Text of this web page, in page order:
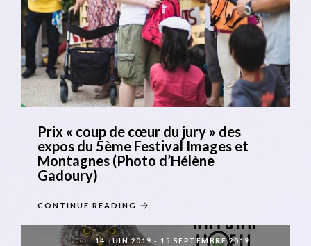
Prix « coup de cœur du jury » des
expos du 5ème Festival Images et
Montagnes (Photo d’Hélène
Gadoury)
CONTINUE READING
14 JUIN 2019 - 15 SEPTEMBRE 2019